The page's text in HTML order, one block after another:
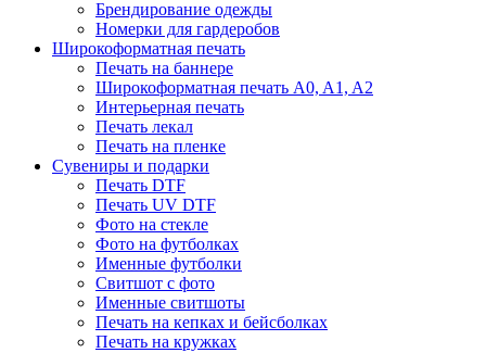
Брендирование одежды
Номерки для гардеробов
Широкоформатная печать
Печать на баннере
Широкоформатная печать A0, A1, A2
Интерьерная печать
Печать лекал
Печать на пленке
Сувениры и подарки
Печать DTF
Печать UV DTF
Фото на стекле
Фото на футболках
Именные футболки
Свитшот с фото
Именные свитшоты
Печать на кепках и бейсболках
Печать на кружках